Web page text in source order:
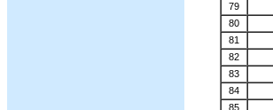
79
80
81
82
83
84
85